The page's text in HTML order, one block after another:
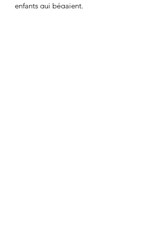
enfants qui bégaient.